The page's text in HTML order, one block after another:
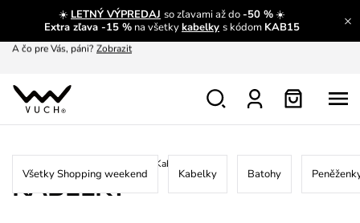
☀️ LETNÝ VÝPREDAJ so zľavami až do-50 %☀️
Extra zľava -15 % na všetkykabelky s kódom KAB15
A čo pre Vás, páni? Zobrazit
S čím chybu neurobíš? Pozri
Nech sa inšpirovať
Výmena a vrátenie zadarmo Zobraziť
Kabelky
KABELKY
Všetky Shopping weekend Kabelky Batohy